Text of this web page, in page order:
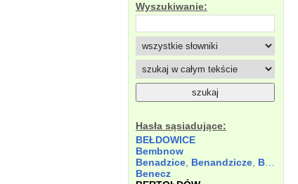
Wyszukiwanie:
Hasła sąsiadujące:
BEŁDOWICE
Bembnow
Benadzice Benandzicze Bernaczicze
Benecz